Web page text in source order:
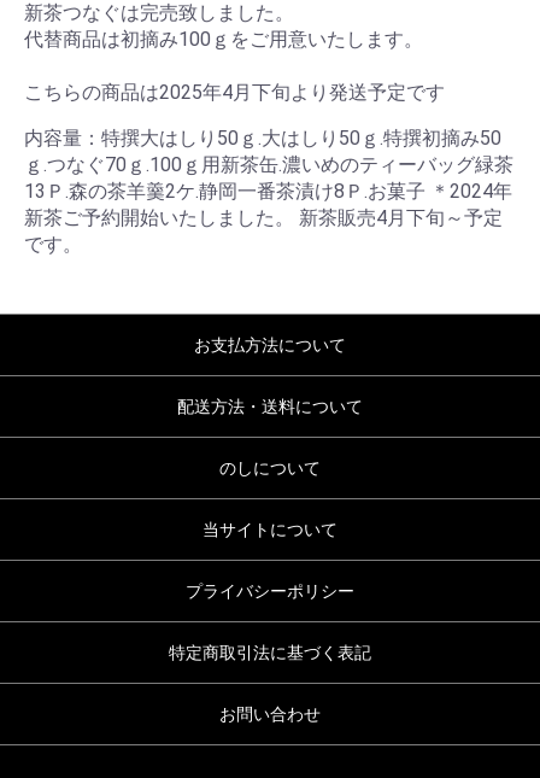
新茶つなぐは完売致しました。
代替商品は初摘み100ｇをご用意いたします。
こちらの商品は2025年4月下旬より発送予定です
内容量：特撰大はしり50ｇ.大はしり50ｇ.特撰初摘み50
ｇ.つなぐ70ｇ.100ｇ用新茶缶.濃いめのティーバッグ緑茶
13Ｐ.森の茶羊羹2ケ.静岡一番茶漬け8Ｐ.お菓子 ＊2024年
新茶ご予約開始いたしました。 新茶販売4月下旬～予定
です。
お支払方法について
配送方法・送料について
のしについて
当サイトについて
プライバシーポリシー
特定商取引法に基づく表記
お問い合わせ